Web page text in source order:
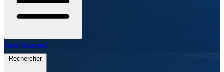
Dashboard
Rechercher